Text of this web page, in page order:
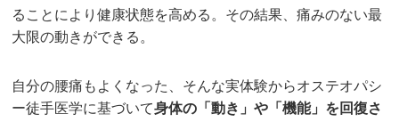
ることにより健康状態を高める。その結果、痛みのない最
大限の動きができる。
自分の腰痛もよくなった、そんな実体験からオステオパシ
ー徒手医学に基づいて身体の「動き」や「機能」を回復さ